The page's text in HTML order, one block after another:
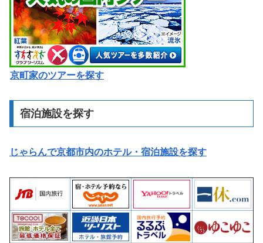
京町家のツアーを探す
宿泊施設を探す
じゃらんで京都市内のホテル・宿泊施設を探す